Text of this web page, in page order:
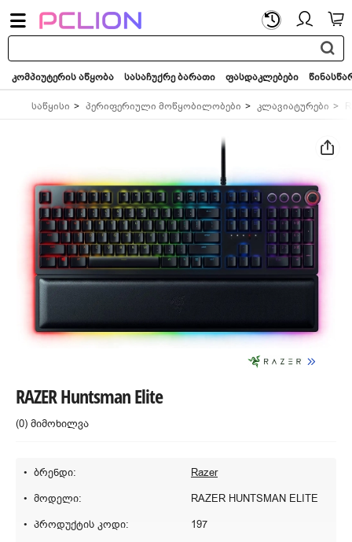
საძიებო
სიტყვა...
კომპიუტერის აწყობა სასაჩუქრე ბარათი ფასდაკლებები
საწყისი პერიფერიული მოწყობილობები კლავიატურები
RAZER Huntsman Elite
(0) მიმოხილვა
ბრენდი:
Razer
მოდელი:
RAZER HUNTSMAN ELITE
პროდუქტის კოდი:
197